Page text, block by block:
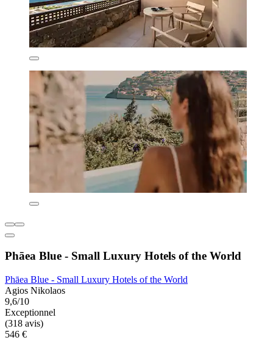
Phāea Blue - Small Luxury Hotels of the World
Phāea Blue - Small Luxury Hotels of the World
Agios Nikolaos
9,6/10
Exceptionnel
(318 avis)
546 €